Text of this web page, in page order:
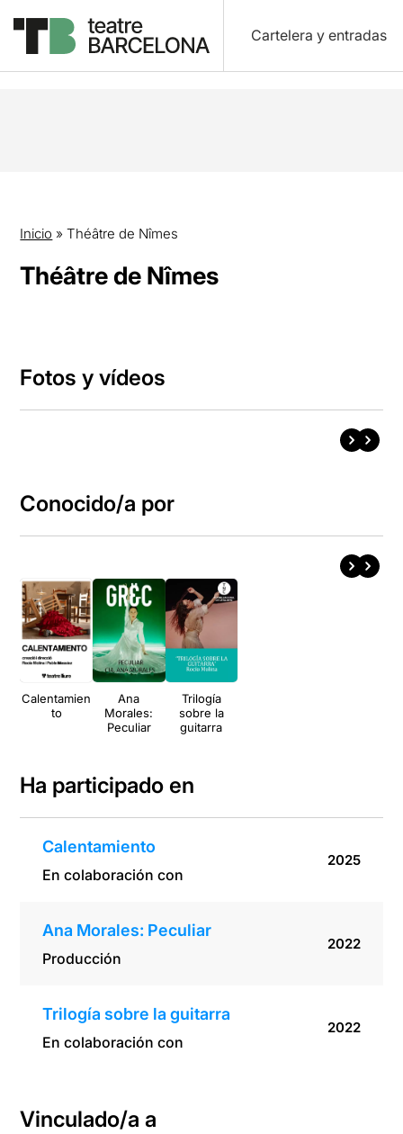
Cartelera y entradas
Inicio »Théâtre de Nîmes
Théâtre de Nîmes
Fotos y vídeos
Conocido/a por
Calentamien
to
Ana
Morales:
Peculiar
Trilogía
sobre la
guitarra
Ha participado en
Calentamiento
En colaboración con
2025
Ana Morales: Peculiar
Producción
2022
Trilogía sobre la guitarra
En colaboración con
2022
Vinculado/a a